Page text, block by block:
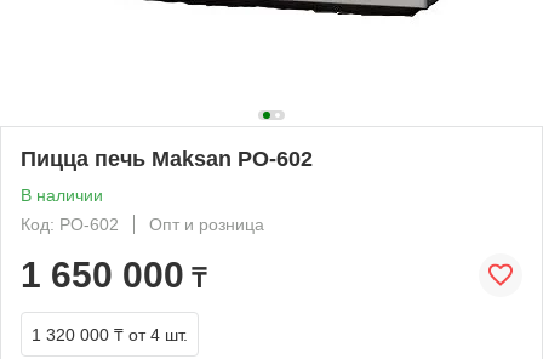
Пицца печь Maksan PO-602
В наличии
Код: PO-602
Опт и розница
1 650 000 ₸
1 320 000 ₸ от 4 шт.